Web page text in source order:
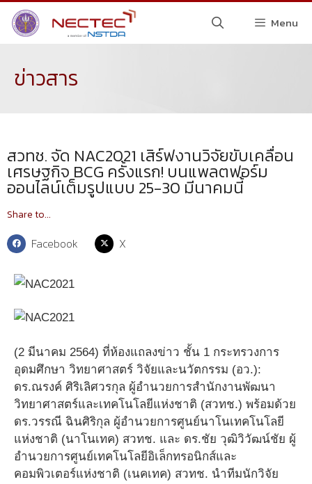
Menu
ข่าวสาร
สวทช. จัด NAC2021 เสิร์ฟงานวิจัยขับเคลื่อน
เศรษฐกิจ BCG ครั้งแรก! บนแพลตฟอร์ม
ออนไลน์เต็มรูปแบบ 25-30 มีนาคมนี้
Share to...
Facebook X
(2 มีนาคม 2564) ที่ห้องแถลงข่าว ชั้น 1 กระทรวงการ
อุดมศึกษา วิทยาศาสตร์ วิจัยและนวัตกรรม (อว.):
ดร.ณรงค์ ศิริเลิศวรกุล ผู้อำนวยการสำนักงานพัฒนา
วิทยาศาสตร์และเทคโนโลยีแห่งชาติ (สวทช.) พร้อมด้วย
ดร.วรรณี ฉินศิริกุล ผู้อำนวยการศูนย์นาโนเทคโนโลยี
แห่งชาติ (นาโนเทค) สวทช. และ ดร.ชัย วุฒิวิวัฒน์ชัย ผู้
อำนวยการศูนย์เทคโนโลยีอิเล็กทรอนิกส์และ
คอมพิวเตอร์แห่งชาติ (เนคเทค) สวทช. นำทีมนักวิจัย